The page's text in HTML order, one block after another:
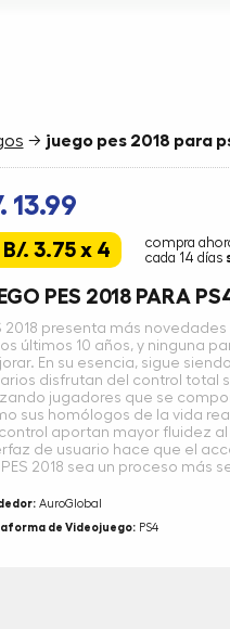
→ juego pes 2018 para
13.99
B/. 3.75 x 4
compra
cada 14 días
PES 2018 PARA
2018 presenta más
últimos 10 años, y ninguna
En su esencia, sigue
disfrutan del control total
jugadores que se
sus homólogos de la vida
aportan mayor fluidez
de usuario hace que el
2018 sea un proceso más
AuroGlobal
de Videojuego:PS4